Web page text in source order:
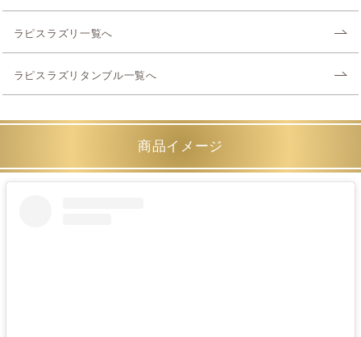
ラピスラズリ一覧へ
ラピスラズリタンブル一覧へ
商品イメージ